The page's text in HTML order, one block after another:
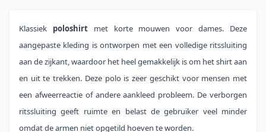
Klassiek poloshirtmet korte mouwen voor dames. Deze
aangepaste kleding is ontworpen met een volledige ritssluiting
aan de zijkant, waardoor het heel gemakkelijk is om het shirt aan
en uit te trekken. Deze polo is zeer geschikt voor mensen met
een afweerreactie of andere aankleed probleem. De verborgen
ritssluiting geeft ruimte en belast de gebruiker veel minder
omdat de armen niet opgetild hoeven te worden.